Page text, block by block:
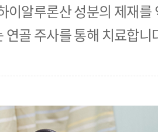
이알루론산 성분의 제재를
연골 주사를 통해 치료합니